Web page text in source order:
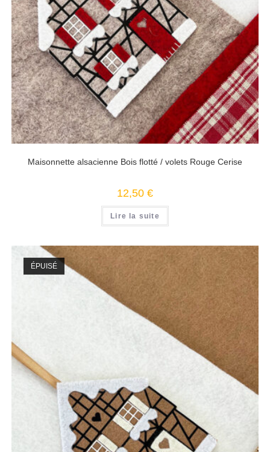
Maisonnette alsacienne Bois flotté / volets Rouge Cerise
12,50 €
Lire la suite
ÉPUISÉ